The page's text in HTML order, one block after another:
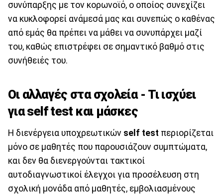
συνύπαρξης με τον κορωνοϊό, ο οποίος συνεχίζει
να κυκλοφορεί ανάμεσά μας και συνεπώς ο καθένας
από εμάς θα πρέπει να μάθει να συνυπάρχει μαζί
του, καθώς επιστρέφει σε σημαντικό βαθμό στις
συνήθειές του.
Οι αλλαγές στα σχολεία - Τι ισχύει
για self test και μάσκες
Η διενέργεια υποχρεωτικών self test περιορίζεται
μόνο σε μαθητές που παρουσιάζουν συμπτώματα,
και δεν θα διενεργούνται τακτικοί
αυτοδιαγνωστικοί έλεγχοι για προσέλευση στη
σχολική μονάδα από μαθητές, εμβολιασμένους